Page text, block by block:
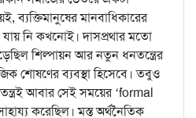
ব্যক্তিমানুষের মানবাধিকারের
যায় নি কখনোই। দাসপ্রথার মতো
শিল্পায়ন আর নতুন ধনতন্ত্রের
শোষণের ব্যবস্থা হিসেবে। তবুও
আবার সেই সময়ের ‘formal
করেছিল। মস্ত অর্থনৈতিক